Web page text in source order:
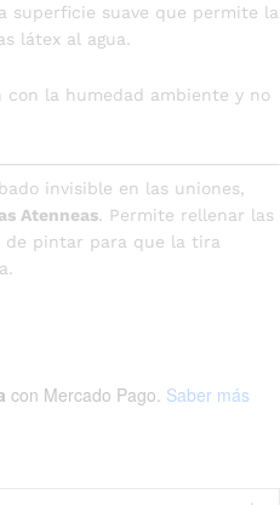
superficie suave que permite la
látex al agua.
con la humedad ambiente y no
invisible en las uniones,
Atenneas. Permite rellenar las
de pintar para que la tira
con Mercado Pago. Saber más